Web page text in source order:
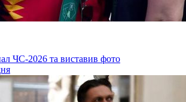
ЧС-2026 та виставив фото